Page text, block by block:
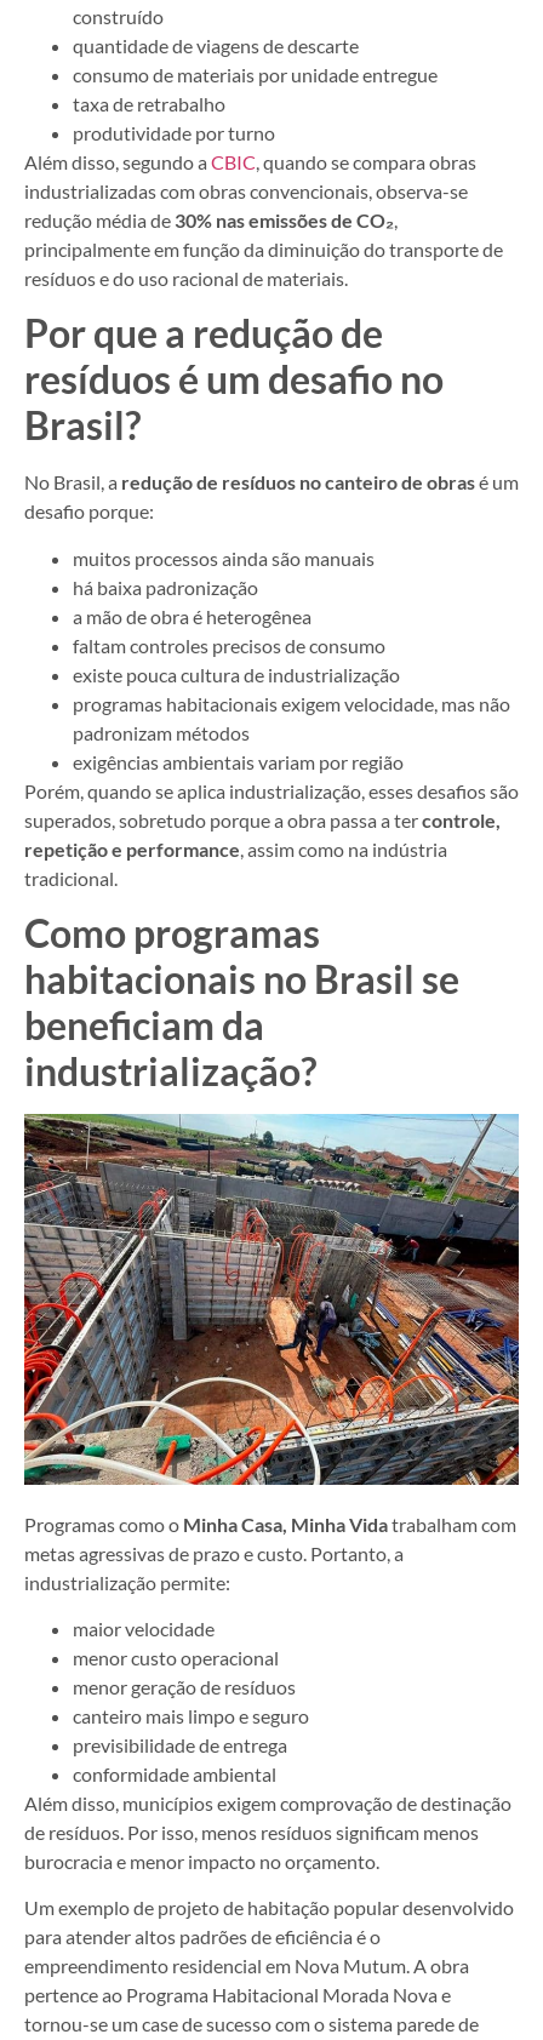
construído
quantidade de viagens de descarte
consumo de materiais por unidade entregue
taxa de retrabalho
produtividade por turno
Além disso, segundo a CBIC, quando se compara obras
industrializadas com obras convencionais, observa-se
redução média de 30% nas emissões de CO₂,
principalmente em função da diminuição do transporte de
resíduos e do uso racional de materiais.
Por que a redução de
resíduos é um desafio no
Brasil?
No Brasil, a redução de resíduos no canteiro de obrasé um
desafio porque:
muitos processos ainda são manuais
há baixa padronização
a mão de obra é heterogênea
faltam controles precisos de consumo
existe pouca cultura de industrialização
programas habitacionais exigem velocidade, mas não
padronizam métodos
exigências ambientais variam por região
Porém, quando se aplica industrialização, esses desafios são
superados, sobretudo porque a obra passa a tercontrole,
repetição e performance , assim como na indústria
tradicional.
Como programas
habitacionais no Brasil se
beneficiam da
industrialização?
Programas como o Minha Casa, Minha Vidatrabalham com
metas agressivas de prazo e custo. Portanto, a
industrialização permite:
maior velocidade
menor custo operacional
menor geração de resíduos
canteiro mais limpo e seguro
previsibilidade de entrega
conformidade ambiental
Além disso, municípios exigem comprovação de destinação
de resíduos. Por isso, menos resíduos significam menos
burocracia e menor impacto no orçamento.
Um exemplo de projeto de habitação popular desenvolvido
para atender altos padrões de eficiência é o
empreendimento residencial em Nova Mutum. A obra
pertence ao Programa Habitacional Morada Nova e
tornou-se um case de sucesso com o sistema parede de